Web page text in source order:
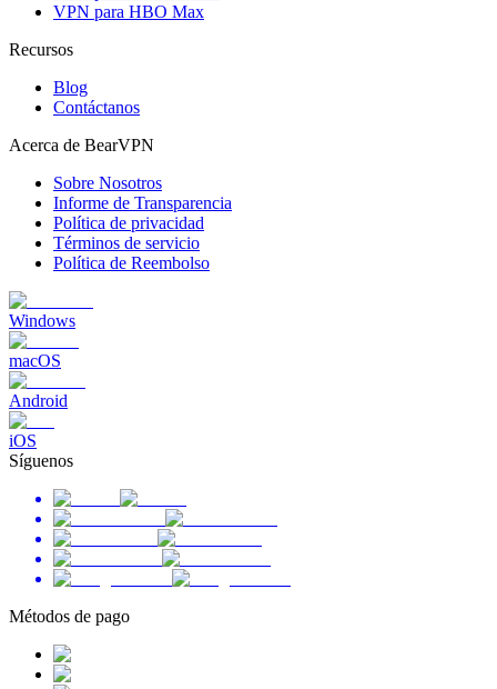
VPN para HBO Max
Recursos
Blog
Contáctanos
Acerca de BearVPN
Sobre Nosotros
Informe de Transparencia
Política de privacidad
Términos de servicio
Política de Reembolso
Windows
macOS
Android
iOS
Síguenos
Métodos de pago